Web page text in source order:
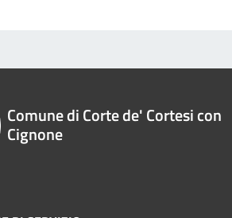
Comune di Corte de' Cortesi con
Cignone